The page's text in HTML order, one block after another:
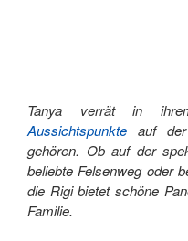
Tanya verrät in
Aussichtspunkte auf
gehören. Ob auf der
beliebte Felsenweg oder
die Rigi bietet schöne
Familie.